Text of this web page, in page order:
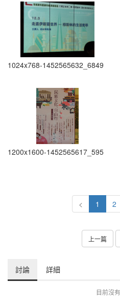
1024x768-1452565632_6849
1200x1600-1452565617_595
< 1 2
上一篇
討論 詳細
目前沒